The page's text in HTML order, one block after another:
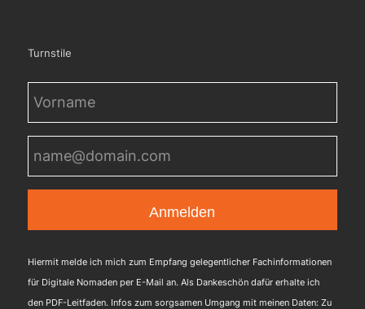
Turnstile
(erforderlich)
Mail
Hiermit melde ich mich zum Empfang gelegentlicher Fachinformationen
für Digitale Nomaden per E-Mail an. Als Dankeschön dafür erhalte ich
den PDF-Leitfaden. Infos zum sorgsamen Umgang mit meinen Daten: Zu